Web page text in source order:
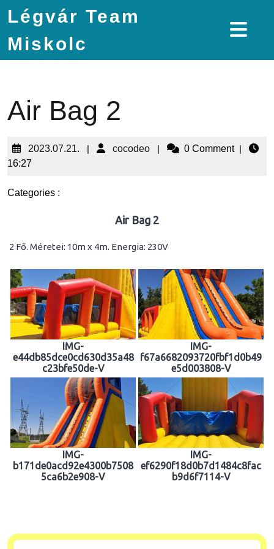
Légvár Team
Miskolc
Air Bag 2
2023.07.21. | cocodeo | 0 Comment |
16:27
Categories :
Air Bag 2
2 Fő. Méretei: 10m x 4m. Energia: 230V
IMG-
e44db85dce0cd630d35a48
c23bfe50de-V
IMG-
f67a6682093720fbf1d0b49
e5d003808-V
IMG-
b171de0acd92e4300b7508
5ca6b2e908-V
IMG-
ef6290f18d0b7d1484c8fac
b9d6f7114-V